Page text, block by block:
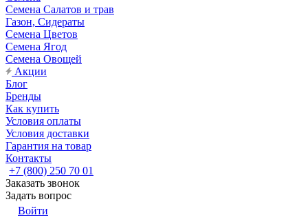
Семена Салатов и трав
Газон, Сидераты
Семена Цветов
Семена Ягод
Семена Овощей
Акции
Блог
Бренды
Как купить
Условия оплаты
Условия доставки
Гарантия на товар
Контакты
+7 (800) 250 70 01
Заказать звонок
Задать вопрос
Войти